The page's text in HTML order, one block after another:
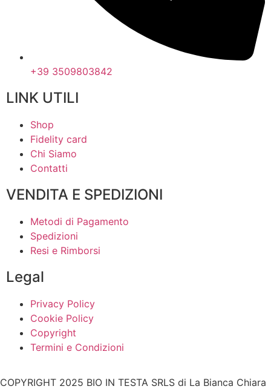
+39 3509803842
LINK UTILI
Shop
Fidelity card
Chi Siamo
Contatti
VENDITA E SPEDIZIONI
Metodi di Pagamento
Spedizioni
Resi e Rimborsi
Legal
Privacy Policy
Cookie Policy
Copyright
Termini e Condizioni
COPYRIGHT 2025 BIO IN TESTA SRLS di La Bianca Chiara